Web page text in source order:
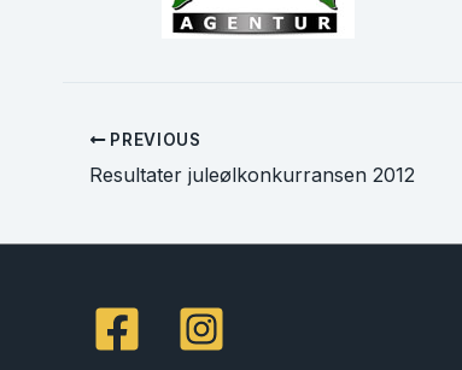
PREVIOUS
Resultater juleølkonkurransen 2012